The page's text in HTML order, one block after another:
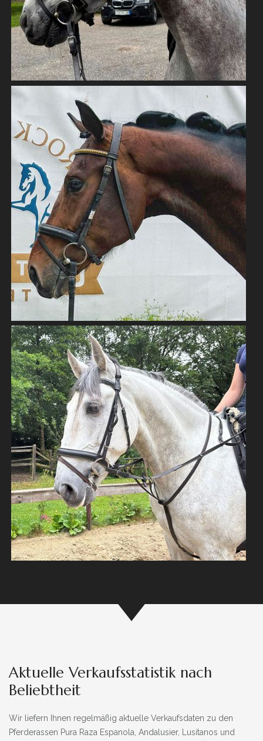
NACHWUCHSTALENT V. DYNAMIC DREAM
WARMBLÜTER
PRE WALLACH 6 JAHRE VERLASSPFERD
PRE - PURA RAZA ESPAÑOLA
Aktuelle Verkaufsstatistik nach
Beliebtheit
Wir liefern Ihnen regelmäßig aktuelle Verkaufsdaten zu den
Pferderassen Pura Raza Espanola, Andalusier, Lusitanos und